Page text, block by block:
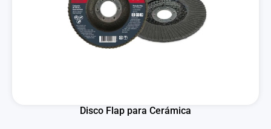
Disco Flap para Cerámica